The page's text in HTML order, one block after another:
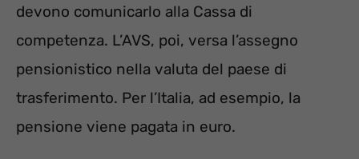
devono comunicarlo alla Cassa di
competenza. L’AVS, poi, versa l’assegno
pensionistico nella valuta del paese di
trasferimento. Per l’Italia, ad esempio, la
pensione viene pagata in euro.